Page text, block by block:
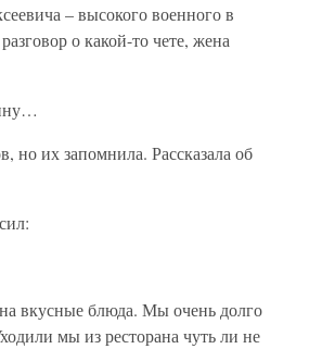
– высокого военного в
о какой-то чете, жена
но их запомнила. Рассказала об
на вкусные блюда. Мы очень долго
мы из ресторана чуть ли не